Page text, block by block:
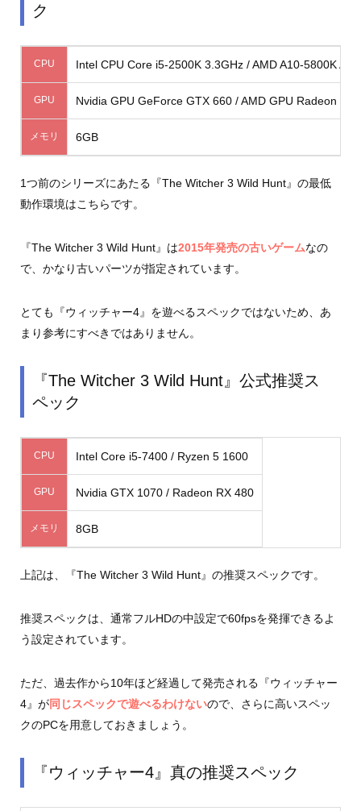
ク
CPU Intel CPU Core i5-2500K 3.3GHz / AMD A10-5800K
GPU Nvidia GPU GeForce GTX 660 / AMD GPU Radeon HD
メモリ 6GB
1つ前のシリーズにあたる『The Witcher 3 Wild Hunt』の最低
動作環境はこちらです。
『The Witcher 3 Wild Hunt』は2015年発売の古いゲームなの
で、かなり古いパーツが指定されています。
とても『ウィッチャー4』を遊べるスペックではないため、あ
まり参考にすべきではありません。
『The Witcher 3 Wild Hunt』公式推奨ス
ペック
CPU Intel Core i5-7400 / Ryzen 5 1600
GPU Nvidia GTX 1070 / Radeon RX 480
メモリ 8GB
上記は、『The Witcher 3 Wild Hunt』の推奨スペックです。
推奨スペックは、通常フルHDの中設定で60fpsを発揮できるよ
う設定されています。
ただ、過去作から10年ほど経過して発売される『ウィッチャー
4』が同じスペックで遊べるわけないので、さらに高いスペッ
クのPCを用意しておきましょう。
『ウィッチャー4』真の推奨スペック